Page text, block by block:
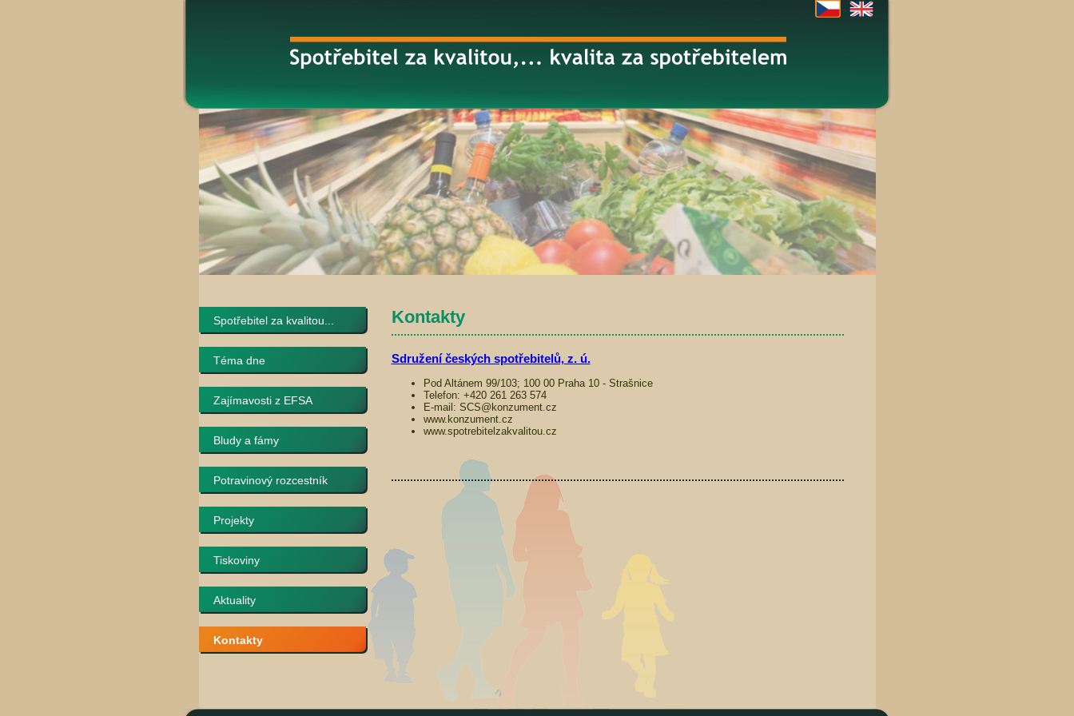
Spotřebitel za kvalitou...
Téma dne
Zajímavosti z EFSA
Bludy a fámy
Potravinový rozcestník
Projekty
Tiskoviny
Aktuality
Kontakty
Kontakty
Sdružení českých spotřebitelů, z. ú.
Pod Altánem 99/103; 100 00 Praha 10 - Strašnice
Telefon: +420 261 263 574
E-mail: SCS@konzument.cz
www.konzument.cz
www.spotrebitelzakvalitou.cz